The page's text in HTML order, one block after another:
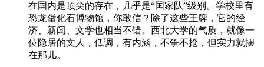
在国内是顶尖的存在，几乎是“国家队”级别。学校里有
恐龙蛋化石博物馆，你敢信？除了这些王牌，它的经
济、新闻、文学也相当不错。西北大学的气质，就像一
位隐居的文人，低调，有内涵，不争不抢，但实力就摆
在那儿。